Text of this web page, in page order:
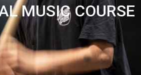
MUSIC COURSE